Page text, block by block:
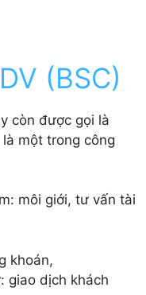
(BSC)
còn được gọi là
một trong công
môi giới, tư vấn tài
khoán,
giao dịch khách